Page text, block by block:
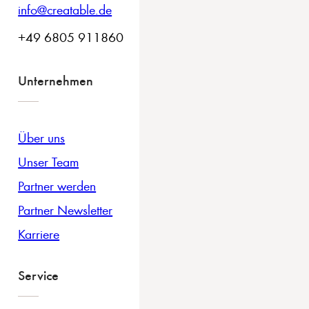
info@creatable.de
+49 6805 911860
Unternehmen
Über uns
Unser Team
Partner werden
Partner Newsletter
Karriere
Service